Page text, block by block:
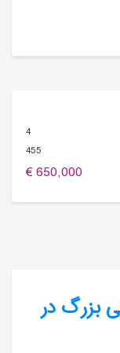
4
455
650,000 €
بزرگ در